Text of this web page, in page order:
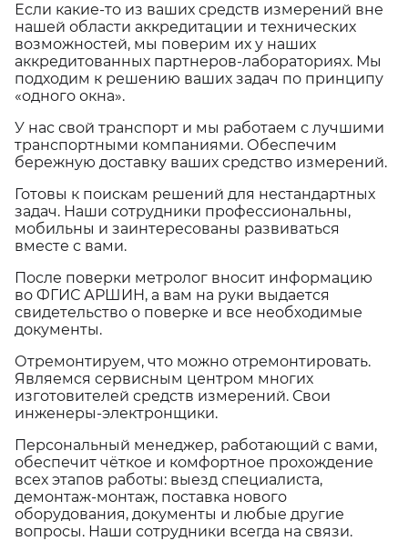
Если какие-то из ваших средств измерений вне
нашей области аккредитации и технических
возможностей, мы поверим их у наших
аккредитованных партнеров-лабораториях. Мы
подходим к решению ваших задач по принципу
«одного окна».
У нас свой транспорт и мы работаем с лучшими
транспортными компаниями. Обеспечим
бережную доставку ваших средство измерений.
Готовы к поискам решений для нестандартных
задач. Наши сотрудники профессиональны,
мобильны и заинтересованы развиваться
вместе с вами.
После поверки метролог вносит информацию
во ФГИС АРШИН, а вам на руки выдается
свидетельство о поверке и все необходимые
документы.
Отремонтируем, что можно отремонтировать.
Являемся сервисным центром многих
изготовителей средств измерений. Свои
инженеры-электронщики.
Персональный менеджер, работающий с вами,
обеспечит чёткое и комфортное прохождение
всех этапов работы: выезд специалиста,
демонтаж-монтаж, поставка нового
оборудования, документы и любые другие
вопросы. Наши сотрудники всегда на связи.